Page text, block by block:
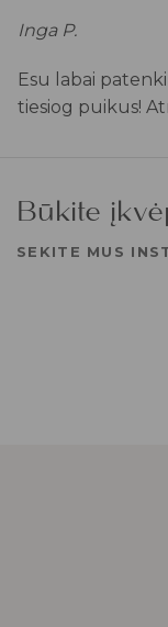
Inga P.
Esu labai
tiesiog puikus!
Būkite
SEKITE MUS